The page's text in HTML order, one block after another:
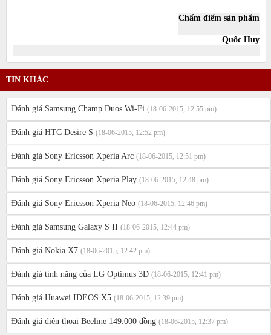
Chấm điểm sản phẩm
Quốc Huy
TIN KHÁC
Đánh giá Samsung Champ Duos Wi-Fi (18-06-2015, 12:55 pm)
Đánh giá HTC Desire S (18-06-2015, 12:52 pm)
Đánh giá Sony Ericsson Xperia Arc (18-06-2015, 12:51 pm)
Đánh giá Sony Ericsson Xperia Play (18-06-2015, 12:48 pm)
Đánh giá Sony Ericsson Xperia Neo (18-06-2015, 12:46 pm)
Đánh giá Samsung Galaxy S II (18-06-2015, 12:44 pm)
Đánh giá Nokia X7 (18-06-2015, 12:42 pm)
Đánh giá tính năng của LG Optimus 3D (18-06-2015, 12:41 pm)
Đánh giá Huawei IDEOS X5 (18-06-2015, 12:39 pm)
Đánh giá điện thoại Beeline 149.000 đồng (18-06-2015, 12:37 pm)